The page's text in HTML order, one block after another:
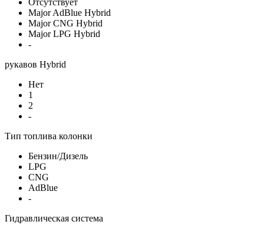
Отсутствует
Major AdBlue Hybrid
Major CNG Hybrid
Major LPG Hybrid
-
рукавов Hybrid
Нет
1
2
-
Тип топлива колонки
Бензин/Дизель
LPG
CNG
AdBlue
-
Гидравлическая система